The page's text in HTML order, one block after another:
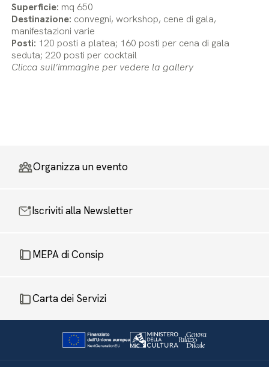
Superficie: mq 650
Destinazione: convegni, workshop, cene di gala,
manifestazioni varie
Posti: 120 posti a platea; 160 posti per cena di gala
seduta; 220 posti per cocktail
Clicca sull’immagine per vedere la gallery
Organizza un evento
Iscriviti alla Newsletter
MEPA di Consip
Carta dei Servizi